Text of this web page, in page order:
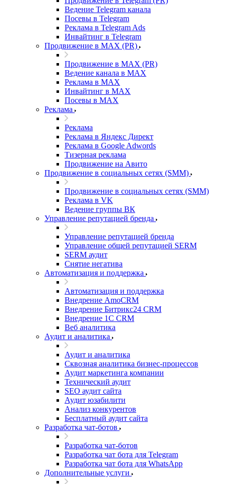
Ведение Telegram канала
Посевы в Telegram
Реклама в Telegram Ads
Инвайтинг в Telegram
Продвижение в MAX (PR)
Продвижение в MAX (PR)
Ведение канала в MAX
Реклама в MAX
Инвайтинг в MAX
Посевы в MAX
Реклама
Реклама
Реклама в Яндекс Директ
Реклама в Google Adwords
Тизерная реклама
Продвижение на Авито
Продвижение в социальных сетях (SMM)
Продвижение в социальных сетях (SMM)
Реклама в VK
Ведение группы ВК
Управление репутацией бренда
Управление репутацией бренда
Управление общей репутацией SERM
SERM аудит
Снятие негатива
Автоматизация и поддержка
Автоматизация и поддержка
Внедрение AmoCRM
Внедрение Битрикс24 CRM
Внедрение 1C CRM
Веб аналитика
Аудит и аналитика
Аудит и аналитика
Сквозная аналитика бизнес-процессов
Аудит маркетинга компании
Технический аудит
SEO аудит сайта
Аудит юзабилити
Анализ конкурентов
Бесплатный аудит сайта
Разработка чат-ботов
Разработка чат-ботов
Разработка чат бота для Telegram
Разработка чат бота для WhatsApp
Дополнительные услуги